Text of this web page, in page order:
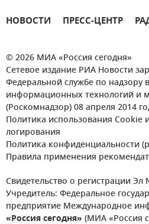
НОВОСТИ ПРЕСС-ЦЕНТР
© 2026 МИА «Россия сегодня»
Сетевое издание РИА Новости
Федеральной службе по надзору
информационных технологий и
(Роскомнадзор) 08 апреля 2014
Политика использования Cookie
логирования
Политика конфиденциальности
Правила применения
Свидетельство о регистрации
Учредитель: Федеральное
предприятие Международное
«Россия сегодня» (МИА «Россия